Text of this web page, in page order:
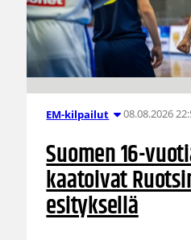
EM-kilpailut 08.08.2026
Suomen 16-
kaatoivat
esityksellä